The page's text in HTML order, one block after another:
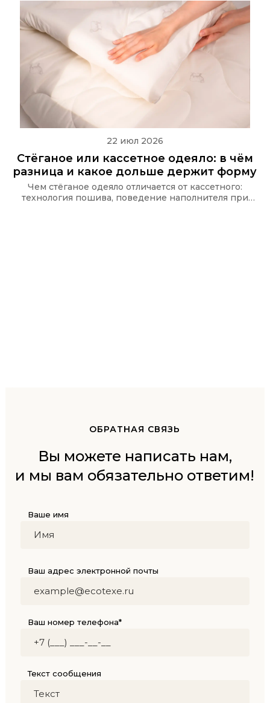
22 июл 2026
Стёганое или кассетное одеяло: в чём
разница и какое дольше держит форму
Чем стёганое одеяло отличается от кассетного:
технология пошива, поведение наполнителя при
ОБРАТНАЯ СВЯЗЬ
Вы можете написать нам,
и мы вам обязательно ответим!
Ваше имя
Ваш адрес электронной почты
Ваш номер телефона*
Текст сообщения